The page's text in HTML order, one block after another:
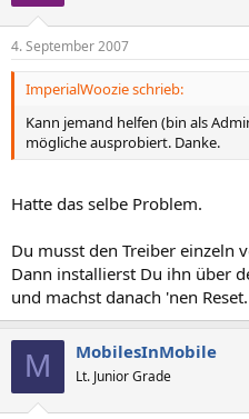
4. September 2007
ImperialWoozie schrieb:
Kann jemand helfen (bin als
mögliche ausprobiert. Danke.
Hatte das selbe Problem.
Du musst den Treiber einzeln
Dann installierst Du ihn über
und machst danach 'nen Reset.
M MobilesInMobile
Lt. Junior Grade